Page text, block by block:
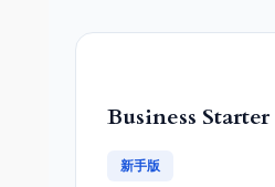
Business Starter
新手版